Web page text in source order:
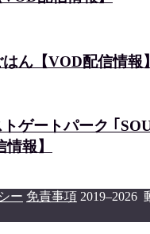
ん【VOD配信情報】
ゲートパーク ｢
情報】
ー 免責事項 2019–2026